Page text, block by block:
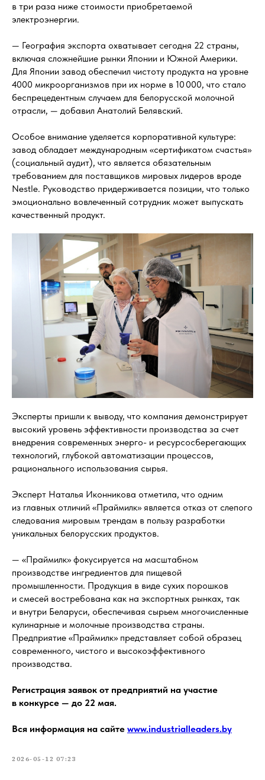
в три раза ниже стоимости приобретаемой
электроэнергии.
— География экспорта охватывает сегодня 22 страны,
включая сложнейшие рынки Японии и Южной Америки.
Для Японии завод обеспечил чистоту продукта на уровне
4000 микроорганизмов при их норме в 10 000, что стало
беспрецедентным случаем для белорусской молочной
отрасли, — добавил Анатолий Белявский.
Особое внимание уделяется корпоративной культуре:
завод обладает международным «сертификатом счастья»
(социальный аудит), что является обязательным
требованием для поставщиков мировых лидеров вроде
Nestle. Руководство придерживается позиции, что только
эмоционально вовлеченный сотрудник может выпускать
качественный продукт.
Эксперты пришли к выводу, что компания демонстрирует
высокий уровень эффективности производства за счет
внедрения современных энерго- и ресурсосберегающих
технологий, глубокой автоматизации процессов,
рационального использования сырья.
Эксперт Наталья Иконникова отметила, что одним
из главных отличий «Праймилк» является отказ от слепого
следования мировым трендам в пользу разработки
уникальных белорусских продуктов.
— «Праймилк» фокусируется на масштабном
производстве ингредиентов для пищевой
промышленности. Продукция в виде сухих порошков
и смесей востребована как на экспортных рынках, так
и внутри Беларуси, обеспечивая сырьем многочисленные
кулинарные и молочные производства страны.
Предприятие «Праймилк» представляет собой образец
современного, чистого и высокоэффективного
производства.
Регистрация заявок от предприятий на участие
в конкурсе — до 22 мая.
Вся информация на сайте www.industrialleaders.by
2026-05-12 07:23